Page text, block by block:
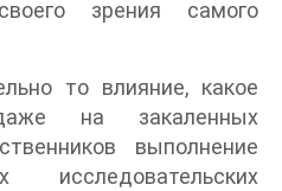
зрения самого
то влияние, какое
на закаленных
выполнение
исследовательских